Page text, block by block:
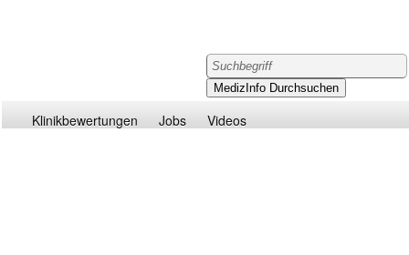
Klinikbewertungen Jobs Videos